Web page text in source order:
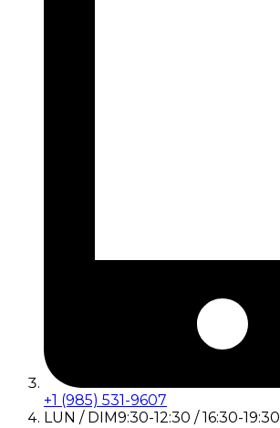
+1 (985) 531-9607
LUN / DIM9:30-12:30 / 16:30-19:30